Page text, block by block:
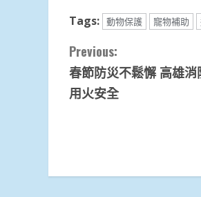
Tags: 動物保護 寵物補助
Continue
Reading
Previous:
春節防災不鬆懈 高雄
用火安全